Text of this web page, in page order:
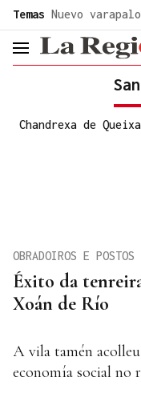
Temas Nuevo
header.menu.open
Chandrexa de Queixa
Éxito da
Xoán de Río
OBRADOIROS E POSTOS
A vila tamén
economía social no